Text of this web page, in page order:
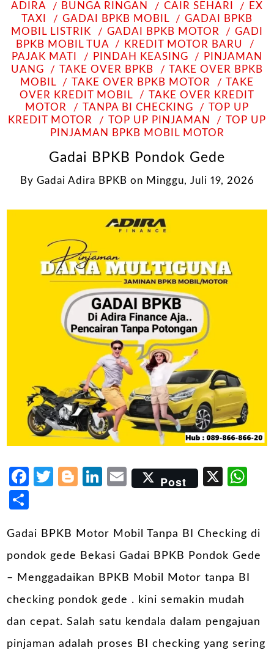
ADIRA BUNGA RINGAN CAIR SEHARI
EX
TAXI
GADAI BPKB MOBIL
GADAI BPKB
MOBIL LISTRIK
GADAI BPKB MOTOR
GADI
BPKB MOBIL TUA
KREDIT MOTOR BARU
PAJAK MATI
PINDAH KEASING
PINJAMAN
UANG
TAKE OVER BPKB
TAKE OVER BPKB
MOBIL
TAKE OVER BPKB MOTOR
TAKE
OVER KREDIT MOBIL
TAKE OVER KREDIT
MOTOR
TANPA BI CHECKING
TOP UP
KREDIT MOTOR
TOP UP PINJAMAN
TOP UP
PINJAMAN BPKB MOBIL MOTOR
Gadai BPKB Pondok Gede
By Gadai Adira BPKB on Minggu, Juli 19, 2026
Facebook
Twitter
Blogger
LinkedIn
Email
Post X
Gadai BPKB Motor Mobil Tanpa BI Checking di
pondok gede Bekasi Gadai BPKB Pondok Gede
– Menggadaikan BPKB Mobil Motor tanpa BI
checking pondok gede . kini semakin mudah
dan cepat. Salah satu kendala dalam pengajuan
pinjaman adalah proses BI checking yang sering